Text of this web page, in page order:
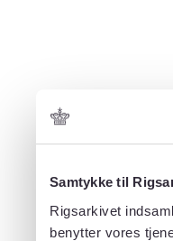
Samtykke til
Rigsarkivet
benytter vores